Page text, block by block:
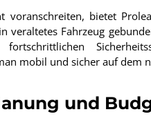
voranschreiten, bietet
Fahrzeug
fortschrittlichen
mobil und sicher auf dem
und